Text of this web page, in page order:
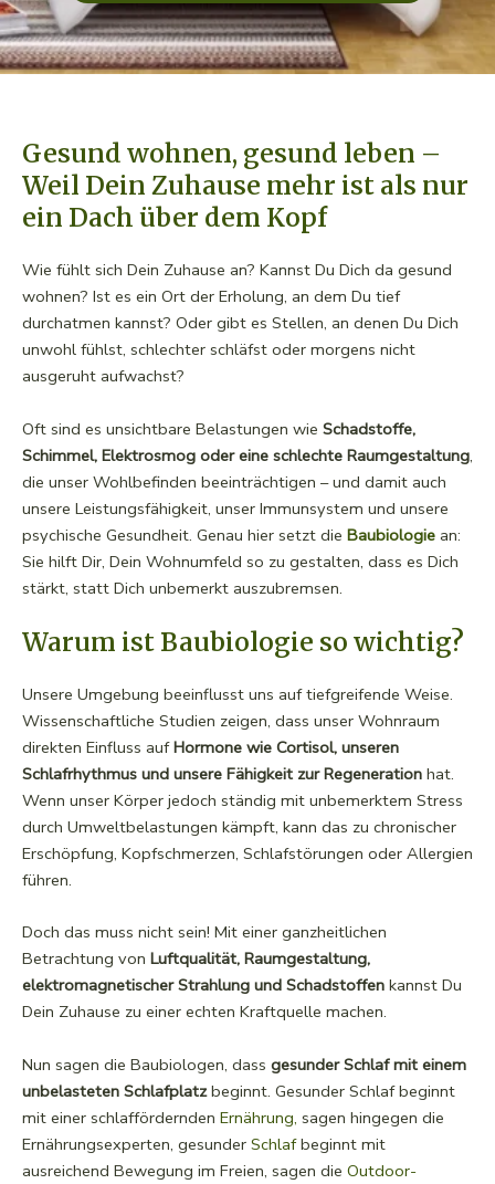
Gesund wohnen, gesund leben –
Weil Dein Zuhause mehr ist als nur
ein Dach über dem Kopf
Wie fühlt sich Dein Zuhause an? Kannst Du Dich da gesund
wohnen? Ist es ein Ort der Erholung, an dem Du tief
durchatmen kannst? Oder gibt es Stellen, an denen Du Dich
unwohl fühlst, schlechter schläfst oder morgens nicht
ausgeruht aufwachst?
Oft sind es unsichtbare Belastungen wie Schadstoffe,
Schimmel, Elektrosmog oder eine schlechte Raumgestaltung,
die unser Wohlbefinden beeinträchtigen – und damit auch
unsere Leistungsfähigkeit, unser Immunsystem und unsere
psychische Gesundheit. Genau hier setzt die Baubiologie an:
Sie hilft Dir, Dein Wohnumfeld so zu gestalten, dass es Dich
stärkt, statt Dich unbemerkt auszubremsen.
Warum ist Baubiologie so wichtig?
Unsere Umgebung beeinflusst uns auf tiefgreifende Weise.
Wissenschaftliche Studien zeigen, dass unser Wohnraum
direkten Einfluss aufHormone wie Cortisol, unseren
Schlafrhythmus und unsere Fähigkeit zur Regeneration hat.
Wenn unser Körper jedoch ständig mit unbemerktem Stress
durch Umweltbelastungen kämpft, kann das zu chronischer
Erschöpfung, Kopfschmerzen, Schlafstörungen oder Allergien
führen.
Doch das muss nicht sein! Mit einer ganzheitlichen
Betrachtung von Luftqualität, Raumgestaltung,
elektromagnetischer Strahlung und Schadstoffen kannst Du
Dein Zuhause zu einer echten Kraftquelle machen.
Nun sagen die Baubiologen, dass gesunder Schlaf mit einem
unbelasteten Schlafplatzbeginnt. Gesunder Schlaf beginnt
mit einer schlaffördernden Ernährung, sagen hingegen die
Ernährungsexperten, gesunder Schlafbeginnt mit
ausreichend Bewegung im Freien, sagen die Outdoor-